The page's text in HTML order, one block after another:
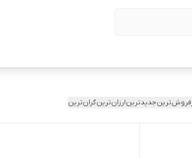
جدیدترینارزان‌ترینگران‌ترین